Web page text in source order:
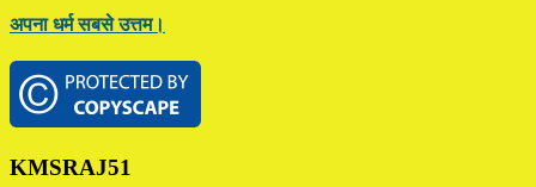
अपना धर्म सबसे उत्तम।
Footer
KMSRAJ51